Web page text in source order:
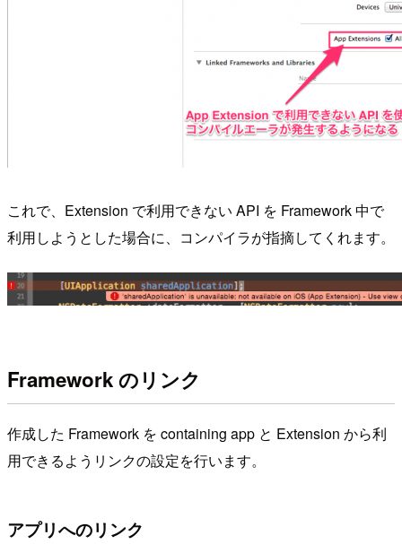
これで、Extension で利用できない API を Framework 中で
利用しようとした場合に、コンパイラが指摘してくれます。
Framework のリンク
作成した Framework を containing app と Extension から利
用できるようリンクの設定を行います。
アプリへのリンク